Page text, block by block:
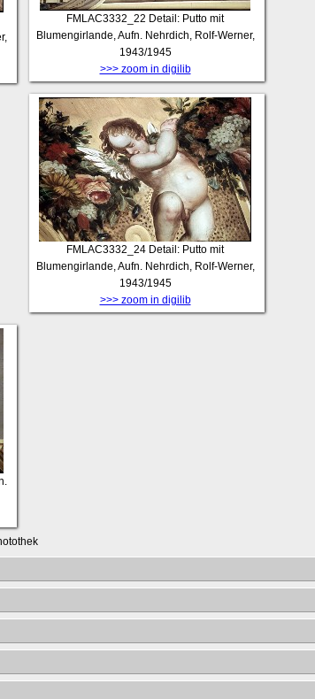
FMLAC3332_22 Detail: Putto mit
Blumengirlande, Aufn. Nehrdich, Rolf-Werner,
1943/1945
>>> zoom in digilib
FMLAC3332_24 Detail: Putto mit
Blumengirlande, Aufn. Nehrdich, Rolf-Werner,
1943/1945
>>> zoom in digilib